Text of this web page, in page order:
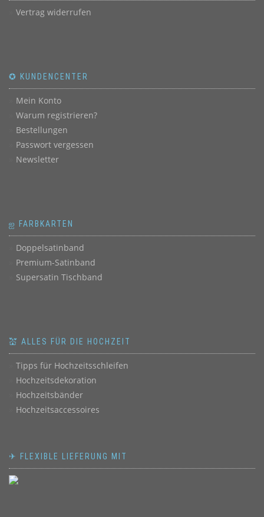
Vertrag widerrufen
✪ KUNDENCENTER
Mein Konto
Warum registrieren?
Bestellungen
Passwort vergessen
Newsletter
ஐ FARBKARTEN
Doppelsatinband
Premium-Satinband
Supersatin Tischband
💒 ALLES FÜR DIE HOCHZEIT
Tipps für Hochzeitsschleifen
Hochzeitsdekoration
Hochzeitsbänder
Hochzeitsaccessoires
✈ FLEXIBLE LIEFERUNG MIT